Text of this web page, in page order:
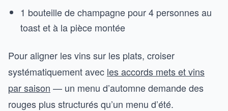
1 bouteille de champagne pour 4 personnes au
toast et à la pièce montée
Pour aligner les vins sur les plats, croiser
systématiquement avec les accords mets et vins
par saison — un menu d’automne demande des
rouges plus structurés qu’un menu d’été.